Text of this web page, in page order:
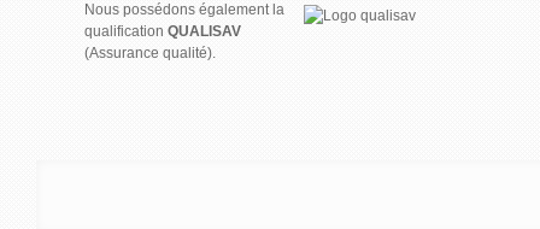
Nous possédons également la
qualification QUALISAV
(Assurance qualité).